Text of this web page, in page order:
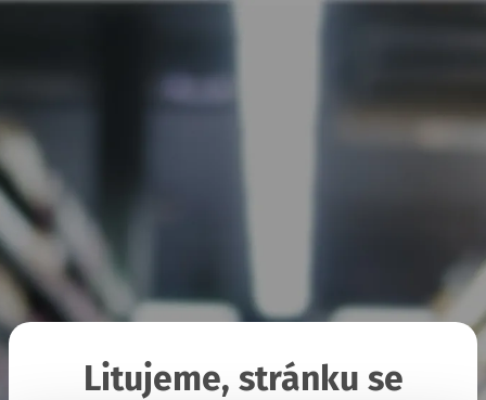
Litujeme, stránku se